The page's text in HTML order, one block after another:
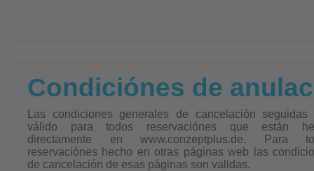
Condiciónes de
Las condiciones generales de cancelación seguidas
válido para todos reservaciónes que están
directamente en www.conzeptplus.de. Para
reservaciónes hecho en otras páginas web las
de cancelación de esas páginas son validas.